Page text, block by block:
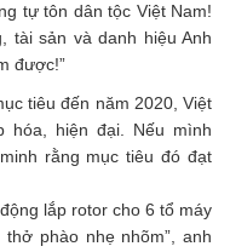
tự tôn dân tộc Việt Nam!
tài sản và danh hiệu Anh
được!”
tiêu đến năm 2020, Việt
hóa, hiện đại. Nếu mình
rằng mục tiêu đó đạt
lắp rotor cho 6 tổ máy
phào nhẹ nhõm”, anh